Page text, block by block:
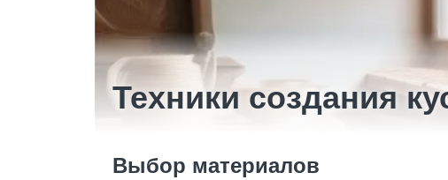
Техники создания
Выбор материалов